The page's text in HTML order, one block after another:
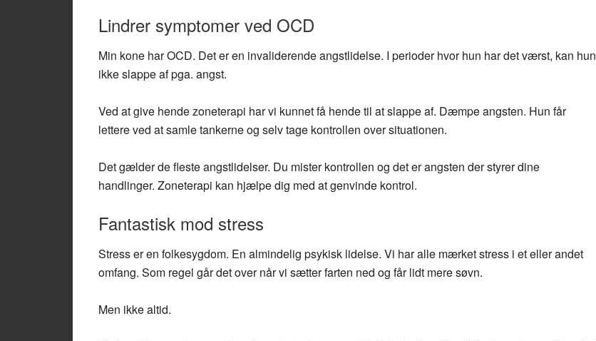
Lindrer symptomer ved OCD
Min kone har OCD. Det er en invaliderende angstlidelse. I perioder hvor hun har det værst, kan hun
ikke slappe af pga. angst.
Ved at give hende zoneterapi har vi kunnet få hende til at slappe af. Dæmpe angsten. Hun får
lettere ved at samle tankerne og selv tage kontrollen over situationen.
Det gælder de fleste angstlidelser. Du mister kontrollen og det er angsten der styrer dine
handlinger. Zoneterapi kan hjælpe dig med at genvinde kontrol.
Fantastisk mod stress
Stress er en folkesygdom. En almindelig psykisk lidelse. Vi har alle mærket stress i et eller andet
omfang. Som regel går det over når vi sætter farten ned og får lidt mere søvn.
Men ikke altid.